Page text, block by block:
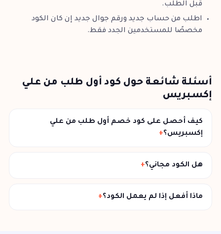
قبل الطلب.
اطلب من حساب جديد ورقم جوال جديد إن كان الكود
مخصصًا للمستخدمين الجدد فقط.
أسئلة شائعة حول كود أول طلب من علي
إكسبريس
كيف أحصل على كود خصم أول طلب من علي
إكسبريس؟
هل الكود مجاني؟
ماذا أفعل إذا لم يعمل الكود؟